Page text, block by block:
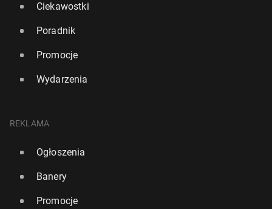
Ciekawostki
Poradnik
Promocje
Wydarzenia
REKLAMA
Ogłoszenia
Banery
Promocje